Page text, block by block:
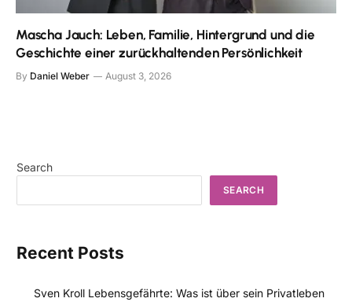
Mascha Jauch: Leben, Familie, Hintergrund und die
Geschichte einer zurückhaltenden Persönlichkeit
By Daniel Weber August 3, 2026
Search
SEARCH
Recent Posts
Sven Kroll Lebensgefährte: Was ist über sein Privatleben